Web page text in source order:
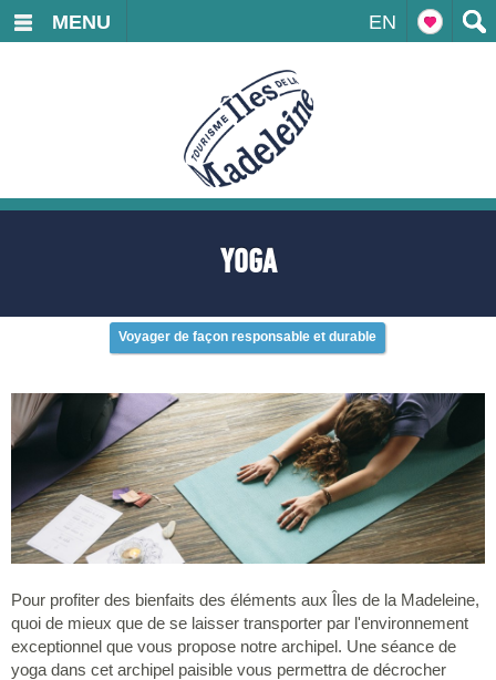
EN
MENU
YOGA
Voyager de façon responsable et durable
Pour profiter des bienfaits des éléments aux Îles de la Madeleine,
quoi de mieux que de se laisser transporter par l'environnement
exceptionnel que vous propose notre archipel. Une séance de
yoga dans cet archipel paisible vous permettra de décrocher